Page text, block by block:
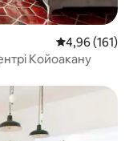
Середня
4,96 (161)
Койоакану